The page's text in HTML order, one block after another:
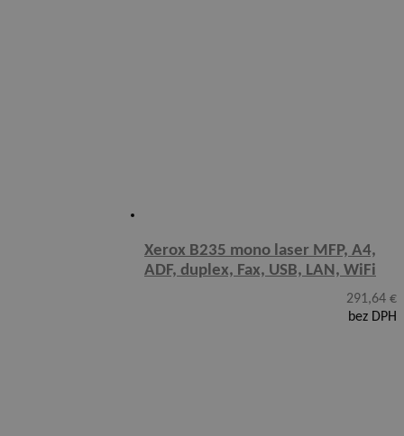
Xerox B235 mono laser MFP, A4,
ADF, duplex, Fax, USB, LAN, WiFi
291,64 €
bez DPH